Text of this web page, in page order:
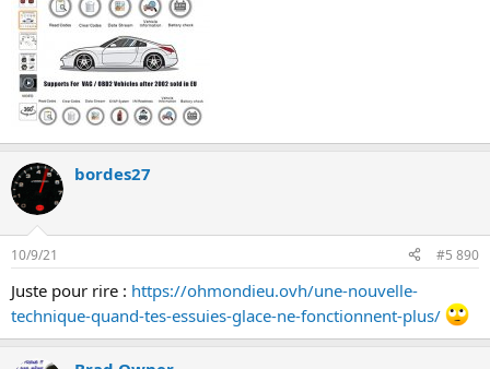
bordes27
10/9/21 #5 890
Juste pour rire : https://ohmondieu.ovh/une-nouvelle-
technique-quand-tes-essuies-glace-ne-fonctionnent-plus/